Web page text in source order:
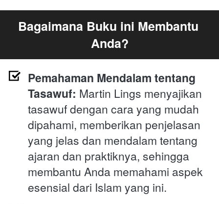
Bagaimana Buku ini Membantu
Anda?
Pemahaman Mendalam tentang
Tasawuf: Martin Lings menyajikan
tasawuf dengan cara yang mudah
dipahami, memberikan penjelasan
yang jelas dan mendalam tentang
ajaran dan praktiknya, sehingga
membantu Anda memahami aspek
esensial dari Islam yang ini.